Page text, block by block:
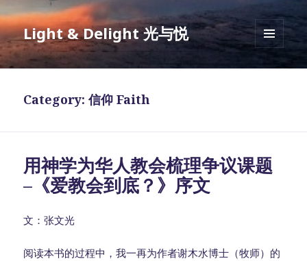
Light & Delight 光与悦
Category: 信仰 Faith
用神学为华人教会梳理争议课题
–《爱教会到底？》序文
文：张文光
阅读本书的过程中，我一再为作者谢木水博士（牧师）的